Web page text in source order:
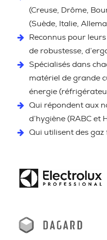
(Creuse, Drôme,
(Suède, Italie,
Reconnus pour
de robustesse,
Spécialisés dans
matériel de grande
énergie
Qui répondent aux
d’hygiène (RABC et
Qui utilisent des